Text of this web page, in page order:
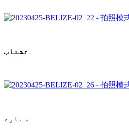
تشناب
سیاره